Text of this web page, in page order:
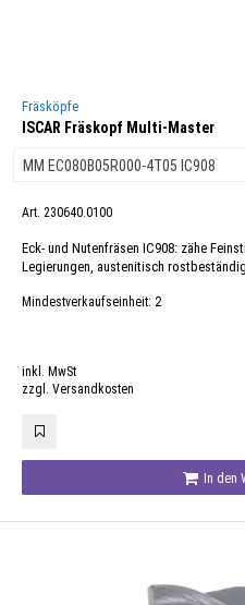
Fräsköpfe
ISCAR Fräskopf Multi-Master
Art. 230640.0100
Eck- und Nutenfräsen IC908: zähe
Legierungen, austenitisch
Mindestverkaufseinheit: 2
inkl. MwSt
zzgl. Versandkosten
In den